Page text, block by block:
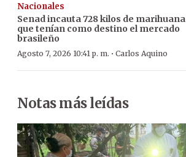
Nacionales
Senad incauta 728 kilos de marihuana
que tenían como destino el mercado
brasileño
Agosto 7, 2026 10:41 p. m. · Carlos Aquino
Notas más leídas